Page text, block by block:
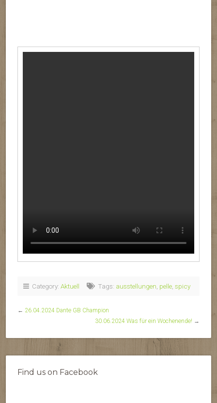
Category: Aktuell Tags: ausstellungen pelle spicy
← 26.04.2024 Dante GB Champion
30.06.2024 Was für ein Wochenende! →
Find us on Facebook